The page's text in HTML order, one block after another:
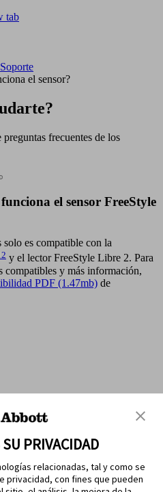
tab
Soporte
el sensor?
frecuentes de los
el sensor FreeStyle
es compatible con la
y el lector FreeStyle Libre 2. Para
compatibles y más información,
PDF (1.47mb) de
PRIVACIDAD
relacionadas, tal y como se
privacidad, con fines que pueden